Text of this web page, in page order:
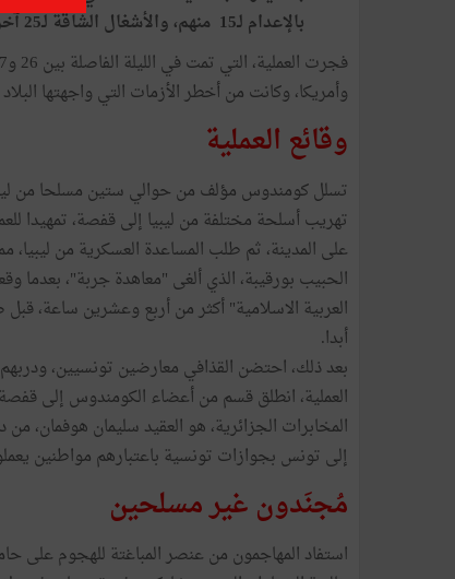
بالإعدام لـ15 منهم، والأشغال الشاقة لـ25 آخرين.
وأمريكا، وكانت من أخطر الأزمات التي واجهتها
وقائع العملية
تسلل كومندوس مؤلف من حوالي ستين مسلحا من
تهريب أسلحة مختلفة من ليبيا إلى قفصة، تمهيدا
على المدينة، ثم طلب المساعدة العسكرية من ليبيا،
العربية الاسلامية" أكثر من أربع وعشرين ساعة،
أبدا.
بعد ذلك، احتضن القذافي معارضين تونسيين،
العملية، انطلق قسم من أعضاء الكومندوس إلى
المخابرات الجزائرية، هو العقيد سليمان هوفمان،
إلى تونس بجوازات تونسية باعتبارهم مواطنين
مُجنَدون غير مسلحين
استفاد المهاجمون من عنصر المباغتة للهجوم على